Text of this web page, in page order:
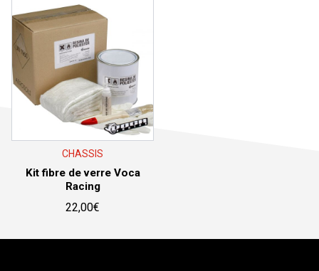
CHASSIS
Kit fibre de verre Voca
Racing
22,00€